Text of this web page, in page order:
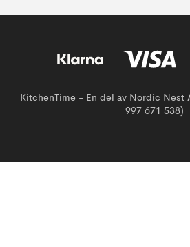
KitchenTime - En del av Nordic Nest
997 671 538)